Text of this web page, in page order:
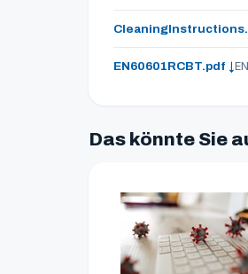
EN60601RCBT.pdf ↓
Das könnte Sie